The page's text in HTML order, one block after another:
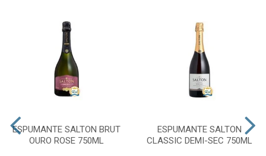
ESPUMANTE SALTON BRUT
OURO ROSE 750ML
ESPUMANTE SALTON
CLASSIC DEMI-SEC 750ML